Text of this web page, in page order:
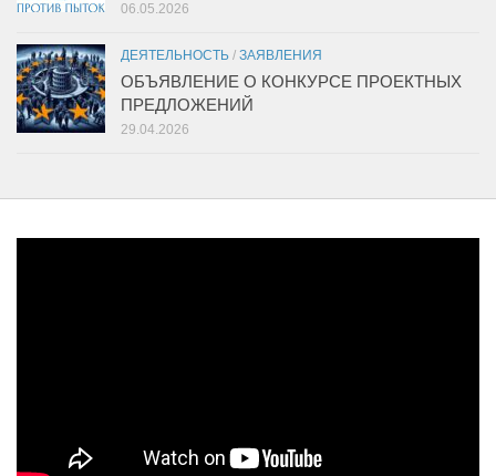
06.05.2026
ДЕЯТЕЛЬНОСТЬ / ЗАЯВЛЕНИЯ
ОБЪЯВЛЕНИЕ О КОНКУРСЕ ПРОЕКТНЫХ
ПРЕДЛОЖЕНИЙ
29.04.2026